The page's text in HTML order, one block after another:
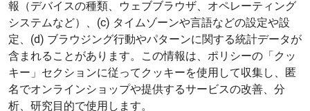
報（デバイスの種類、ウェブブラウザ、オペレーティング
システムなど）、(c) タイムゾーンや言語などの設定や設
定、(d) ブラウジング行動やパターンに関する統計データが
含まれることがあります。この情報は、ポリシーの「クッ
キー」セクションに従ってクッキーを使用して収集し、匿
名でオンラインショップや提供するサービスの改善、分
析、研究目的で使用します。